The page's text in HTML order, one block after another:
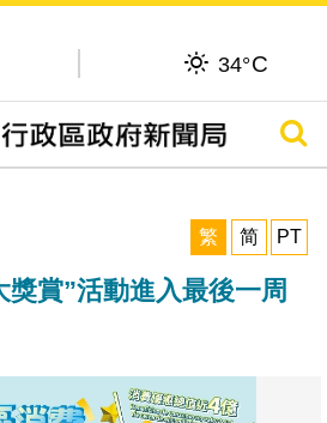
34°C
搜尋
繁
简 PT
獎賞”活動進入最後一周